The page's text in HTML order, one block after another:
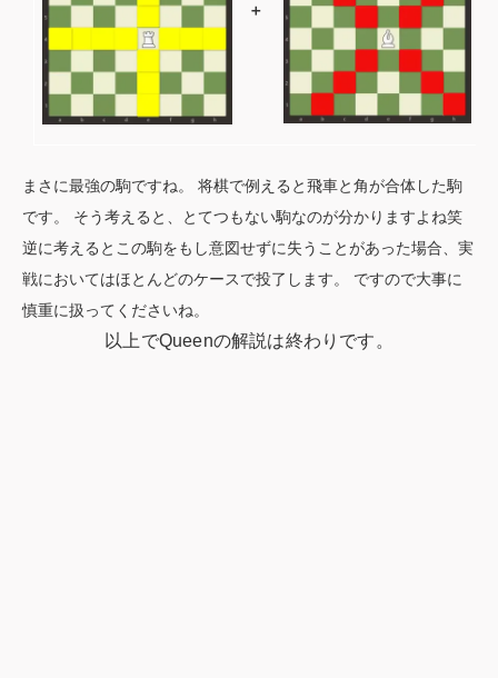
＋
まさに最強の駒ですね。 将棋で例えると飛車と角が合体した駒
です。 そう考えると、とてつもない駒なのが分かりますよね笑
逆に考えるとこの駒をもし意図せずに失うことがあった場合、実
戦においてはほとんどのケースで投了します。 ですので大事に
慎重に扱ってくださいね。
以上でQueenの解説は終わりです。